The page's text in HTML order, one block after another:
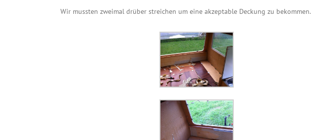
Wir mussten zweimal drüber streichen um eine akzeptable Deckung zu bekommen.